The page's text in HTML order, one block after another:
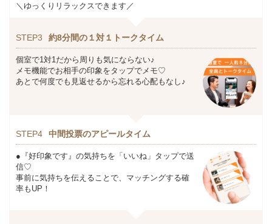
＼ゆっくりリラックスできます／
STEP3 約8分間の１対１トークタイム
個室で1対1だから周りも気にならない♪
メモ機能でお相手の印象をタップでメモ♡
あとで何度でも見返せるから忘れる心配もなし♪
STEP4 中間投票のアピールタイム
●『好印象です』の気持ちを「いいね」タップで送
信♡
事前に気持ちを伝えることで、マッチングする確
率もUP！